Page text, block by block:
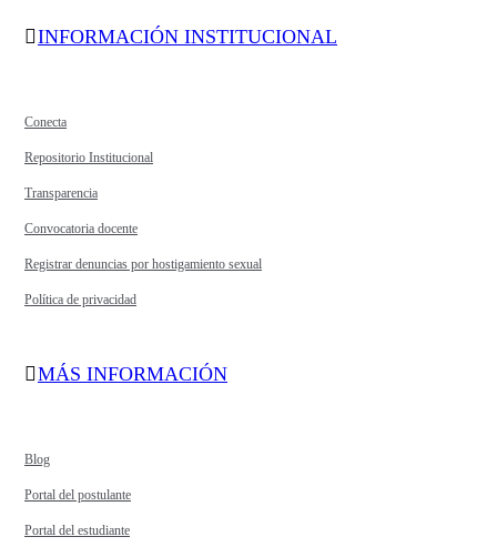
INFORMACIÓN INSTITUCIONAL
Conecta
Repositorio Institucional
Transparencia
Convocatoria docente
Registrar denuncias por hostigamiento sexual
Política de privacidad
MÁS INFORMACIÓN
Blog
Portal del postulante
Portal del estudiante